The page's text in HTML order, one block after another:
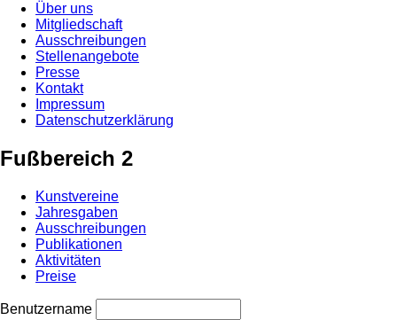
Über uns
Mitgliedschaft
Ausschreibungen
Stellenangebote
Presse
Kontakt
Impressum
Datenschutzerklärung
Fußbereich 2
Kunstvereine
Jahresgaben
Ausschreibungen
Publikationen
Aktivitäten
Preise
Benutzername